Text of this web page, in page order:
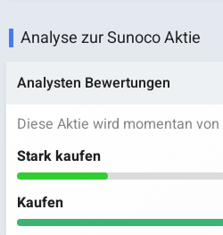
Analyse zur Sunoco Aktie
Analysten Bewertungen
Diese Aktie wird momentan von
Stark kaufen
Kaufen